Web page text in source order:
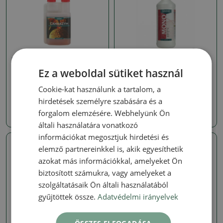
Műtrágyák bonsai számára
CANNAZYM, 250ML
GRV-cannazym250
CANNA mono vasaló vas 1
SKU:GRV-Monozelezo1l
4326 Ft
Canna Rhizotoni 500 ml
PLAGRON PURE ZYM,
Ez a weboldal sütiket használ
Cookie-kat használunk a tartalom, a
hirdetések személyre szabására és a
forgalom elemzésére. Webhelyünk Ön
általi használatára vonatkozó
információkat megosztjuk hirdetési és
elemző partnereinkkel is, akik egyesíthetik
azokat más információkkal, amelyeket Ön
biztosított számukra, vagy amelyeket a
szolgáltatásaik Ön általi használatából
gyűjtöttek össze.Adatvédelmi irányelvek